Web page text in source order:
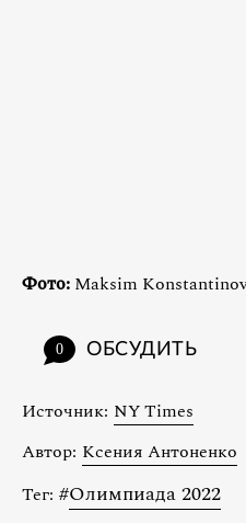
Фото: Maksim
0 ОБСУДИТЬ
Источник: NY Times
Автор: Ксения Антоненко
Тег: #Олимпиада 2022